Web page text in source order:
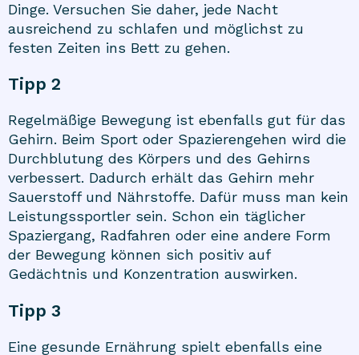
Dinge. Versuchen Sie daher, jede Nacht
ausreichend zu schlafen und möglichst zu
festen Zeiten ins Bett zu gehen.
Tipp 2
Regelmäßige Bewegung ist ebenfalls gut für das
Gehirn. Beim Sport oder Spazierengehen wird die
Durchblutung des Körpers und des Gehirns
verbessert. Dadurch erhält das Gehirn mehr
Sauerstoff und Nährstoffe. Dafür muss man kein
Leistungssportler sein. Schon ein täglicher
Spaziergang, Radfahren oder eine andere Form
der Bewegung können sich positiv auf
Gedächtnis und Konzentration auswirken.
Tipp 3
Eine gesunde Ernährung spielt ebenfalls eine